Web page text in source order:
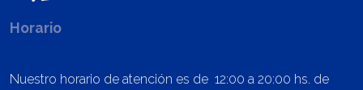
Horario
Nuestro horario de atención es de 12:00 a 20:00 hs. de